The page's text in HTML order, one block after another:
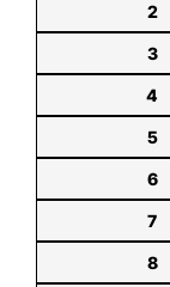
2
3
4
5
6
7
8